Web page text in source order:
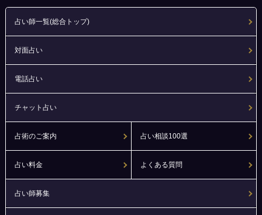
占い師一覧(総合トップ)
対面占い
電話占い
チャット占い
占術のご案内 占い相談100選
占い料金 よくある質問
占い師募集